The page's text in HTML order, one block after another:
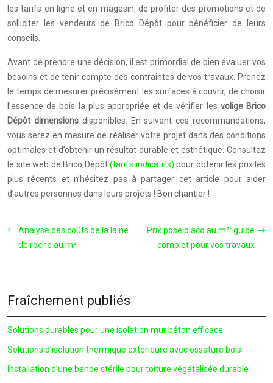
les tarifs en ligne et en magasin, de profiter des promotions et de
solliciter les vendeurs de Brico Dépôt pour bénéficier de leurs
conseils.
Avant de prendre une décision, il est primordial de bien évaluer vos
besoins et de tenir compte des contraintes de vos travaux. Prenez
le temps de mesurer précisément les surfaces à couvrir, de choisir
l’essence de bois la plus appropriée et de vérifier les volige Brico
Dépôt dimensions disponibles. En suivant ces recommandations,
vous serez en mesure de réaliser votre projet dans des conditions
optimales et d’obtenir un résultat durable et esthétique. Consultez
le site web de Brico Dépôt(tarifs indicatifs) pour obtenir les prix les
plus récents et n’hésitez pas à partager cet article pour aider
d’autres personnes dans leurs projets ! Bon chantier !
Analyse des coûts de la laine
de roche au m²
Prix pose placo au m²: guide
complet pour vos travaux
Fraîchement publiés
Solutions durables pour une isolation mur béton efficace
Solutions d’isolation thermique extérieure avec ossature bois
Installation d’une bande stérile pour toiture végétalisée durable